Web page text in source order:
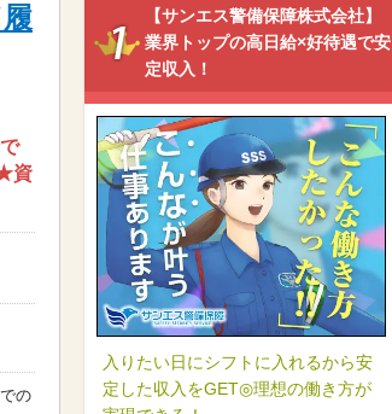
資
の
【サンエス警備保障株式会社】
業界トップの高日給×好待遇で安
定収入！
入りたい日にシフトに入れるから安
定した収入をGET◎理想の働き方が